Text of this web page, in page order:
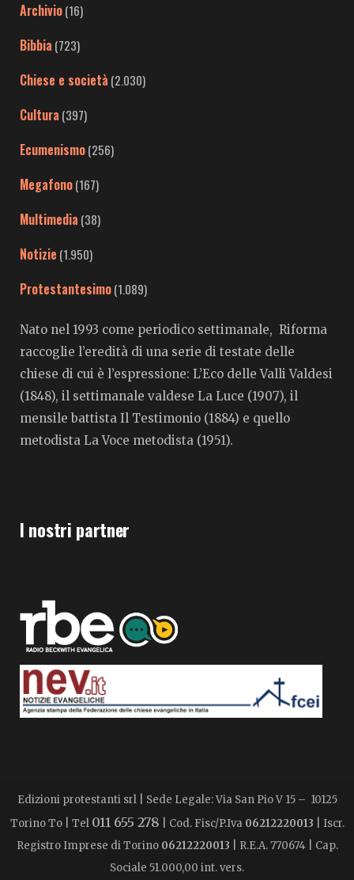
Archivio(16)
Bibbia (723)
Chiese e società (2.030)
Cultura (397)
Ecumenismo(256)
Megafono(167)
Multimedia (38)
Notizie (1.950)
Protestantesimo(1.089)
Nato nel 1993 come periodico settimanale, Riforma
raccoglie l’eredità di una serie di testate delle
chiese di cui è l’espressione: L’Eco delle Valli Valdesi
(1848), il settimanale valdese La Luce (1907), il
mensile battista Il Testimonio (1884) e quello
metodista La Voce metodista (1951).
I nostri partner
Edizioni protestanti srl | Sede Legale: Via San Pio V 15 – 10125
Torino To | Tel 011 655 278 | Cod. Fisc/P.Iva 06212220013 | Iscr.
Registro Imprese di Torino 06212220013 | R.E.A. 770674 | Cap.
Sociale 51.000,00 int. vers.